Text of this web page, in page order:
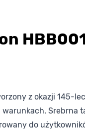
z okazji 145-
Srebrna
do